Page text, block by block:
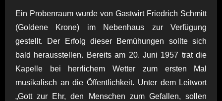
Ein Probenraum wurde von Gastwirt Friedrich Schmitt
(Goldene Krone) im Nebenhaus zur Verfügung
gestellt. Der Erfolg dieser Bemühungen sollte sich
bald herausstellen. Bereits am 20. Juni 1957 trat die
Kapelle bei herrlichem Wetter zum ersten Mal
musikalisch an die Öffentlichkeit. Unter dem Leitwort
„Gott zur Ehr, den Menschen zum Gefallen, sollen